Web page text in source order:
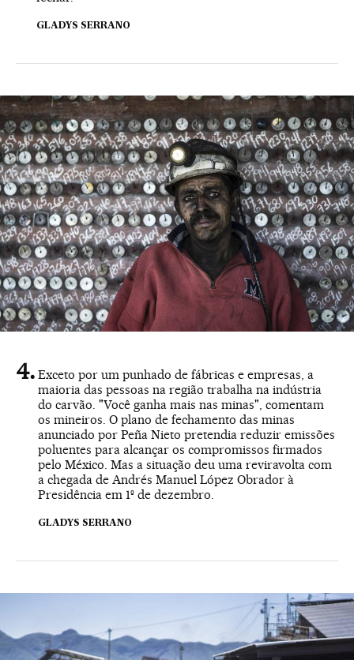
GLADYS SERRANO
Exceto por um punhado de fábricas e empresas, a
maioria das pessoas na região trabalha na indústria
do carvão. "Você ganha mais nas minas", comentam
os mineiros. O plano de fechamento das minas
anunciado por Peña Nieto pretendia reduzir emissões
poluentes para alcançar os compromissos firmados
pelo México. Mas a situação deu uma reviravolta com
a chegada de Andrés Manuel López Obrador à
Presidência em 1º de dezembro.
GLADYS SERRANO